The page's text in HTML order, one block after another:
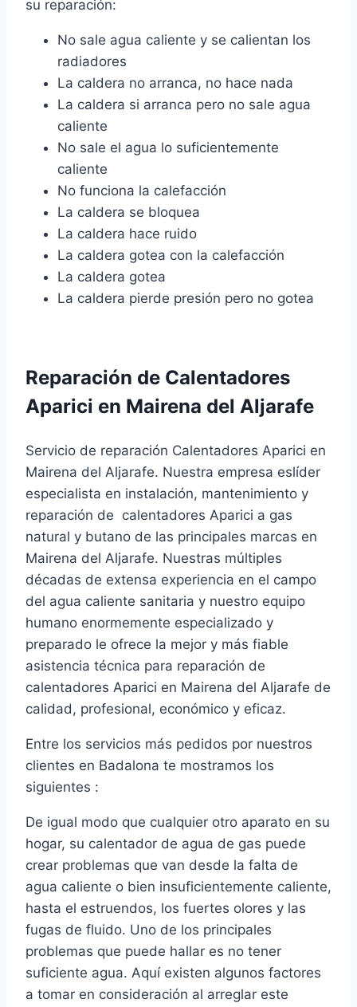
su reparación:
No sale agua caliente y se calientan los
radiadores
La caldera no arranca, no hace nada
La caldera si arranca pero no sale agua
caliente
No sale el agua lo suficientemente
caliente
No funciona la calefacción
La caldera se bloquea
La caldera hace ruido
La caldera gotea con la calefacción
La caldera gotea
La caldera pierde presión pero no gotea
Reparación de Calentadores
Aparici en Mairena del Aljarafe
Servicio de reparación Calentadores Aparici en
Mairena del Aljarafe. Nuestra empresa eslíder
especialista en instalación, mantenimiento y
reparación de calentadores Aparici a gas
natural y butano de las principales marcas en
Mairena del Aljarafe. Nuestras múltiples
décadas de extensa experiencia en el campo
del agua caliente sanitaria y nuestro equipo
humano enormemente especializado y
preparado le ofrece la mejor y más fiable
asistencia técnica para reparación de
calentadores Aparici en Mairena del Aljarafe de
calidad, profesional, económico y eficaz.
Entre los servicios más pedidos por nuestros
clientes en Badalona te mostramos los
siguientes :
De igual modo que cualquier otro aparato en su
hogar, su calentador de agua de gas puede
crear problemas que van desde la falta de
agua caliente o bien insuficientemente caliente,
hasta el estruendos, los fuertes olores y las
fugas de fluido. Uno de los principales
problemas que puede hallar es no tener
suficiente agua. Aquí existen algunos factores
a tomar en consideración al arreglar este